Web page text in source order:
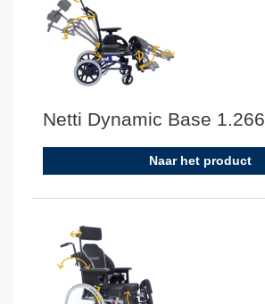
Netti Dynamic Base 1.266
Naar het product